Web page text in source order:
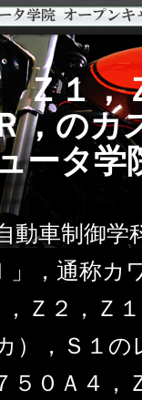
１，
，のカ
ータ学
動車制御学
」，通称カ
Ｚ２，Ｚ
），Ｓ１の
５０Ａ４，